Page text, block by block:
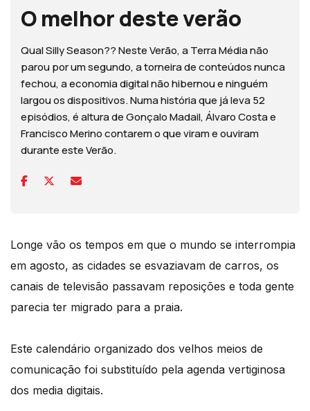
O melhor deste verão
Qual Silly Season?? Neste Verão, a Terra Média não
parou por um segundo, a torneira de conteúdos nunca
fechou, a economia digital não hibernou e ninguém
largou os dispositivos. Numa história que já leva 52
episódios, é altura de Gonçalo Madail, Álvaro Costa e
Francisco Merino contarem o que viram e ouviram
durante este Verão.
Longe vão os tempos em que o mundo se interrompia
em agosto, as cidades se esvaziavam de carros, os
canais de televisão passavam reposições e toda gente
parecia ter migrado para a praia.
Este calendário organizado dos velhos meios de
comunicação foi substituído pela agenda vertiginosa
dos media digitais.